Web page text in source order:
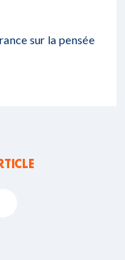
sur la pensée